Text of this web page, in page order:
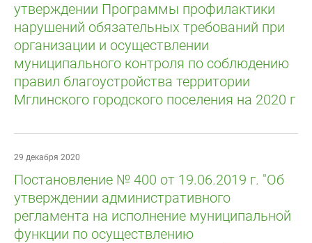
утверждении Программы профилактики
нарушений обязательных требований при
организации и осуществлении
муниципального контроля по соблюдению
правил благоустройства территории
Мглинского городского поселения на 2020 г
29 декабря 2020
Постановление № 400 от 19.06.2019 г. "Об
утверждении административного
регламента на исполнение муниципальной
функции по осуществлению